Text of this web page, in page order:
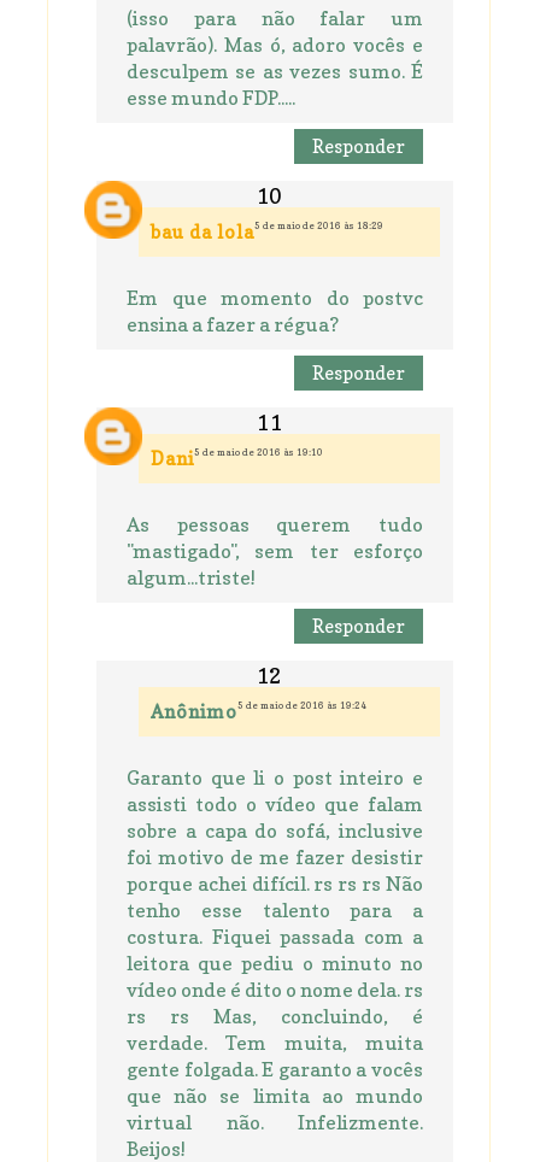
(isso para não falar um
palavrão). Mas ó, adoro vocês e
desculpem se as vezes sumo. É
esse mundo FDP.....
Responder
bau da lola5 de maio de 2016 às 18:29
Em que momento do postvc
ensina a fazer a régua?
Responder
Dani5 de maio de 2016 às 19:10
As pessoas querem tudo
"mastigado", sem ter esforço
algum...triste!
Responder
Anônimo5 de maio de 2016 às 19:24
Garanto que li o post inteiro e
assisti todo o vídeo que falam
sobre a capa do sofá, inclusive
foi motivo de me fazer desistir
porque achei difícil. rs rs rs Não
tenho esse talento para a
costura. Fiquei passada com a
leitora que pediu o minuto no
vídeo onde é dito o nome dela. rs
rs rs Mas, concluindo, é
verdade. Tem muita, muita
gente folgada. E garanto a vocês
que não se limita ao mundo
virtual não. Infelizmente.
Beijos!